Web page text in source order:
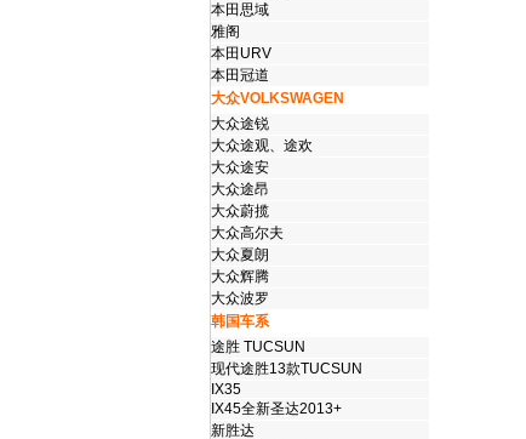
本田思域
雅阁
本田URV
本田冠道
大众VOLKSWAGEN
大众途锐
大众途观、途欢
大众途安
大众途昂
大众蔚揽
大众高尔夫
大众夏朗
大众辉腾
大众波罗
韩国车系
途胜 TUCSUN
现代途胜13款TUCSUN
IX35
IX45全新圣达2013+
新胜达